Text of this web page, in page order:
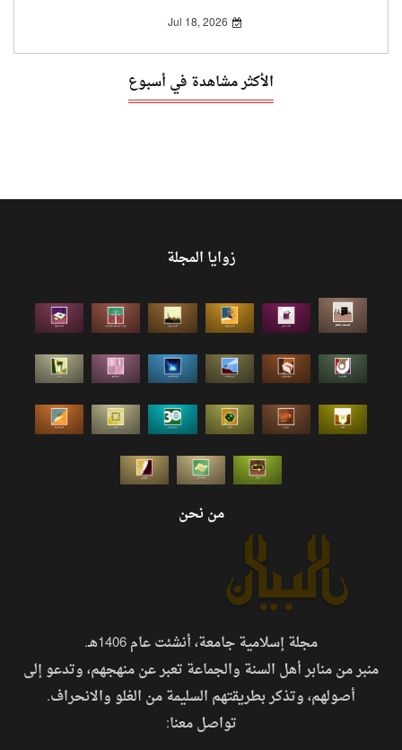
Jul 18, 2026
الأكثر مشاهدة في أسبوع
زوايا المجلة
من نحن
مجلة إسلامية جامعة، أنشئت عام 1406هـ.
منبر من منابر أهل السنة والجماعة تعبر عن منهجهم، وتدعو إلى
أصولهم، وتذكر بطريقتهم السليمة من الغلو والانحراف.
تواصل معنا: